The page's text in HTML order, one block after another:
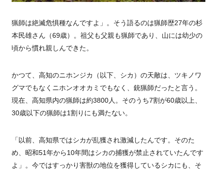
猟師は絶滅危惧種なんですよ」。そう語るのは猟師歴27年の杉
本民雄さん（69歳）。祖父も父親も猟師であり、山には幼少の
頃から慣れ親しんできた。
かつて、高知のニホンジカ（以下、シカ）の天敵は、ツキノワ
グマでもなくニホンオオカミでもなく、銃猟師だったと言う。
現在、高知県内の猟師は約3800人。そのうち7割が60歳以上、
30歳以下の猟師は1割りにも満たない。
「以前、高知県ではシカが乱獲され激減したんです。そのた
め、昭和51年から10年間はシカの捕獲が禁止されていたんです
よ」。今ではすっかり害獣の地位を獲得しているシカにも、そ